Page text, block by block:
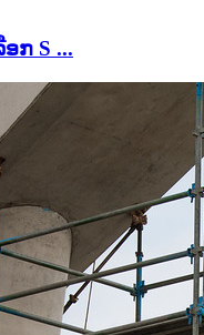
ກ S ...